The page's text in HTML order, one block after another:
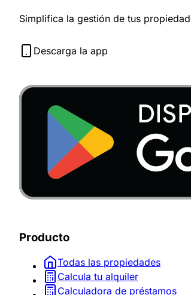
Simplifica la gestión de tus
Descarga la app
Producto
Todas las propiedades
Calcula tu alquiler
Calculadora de préstamos